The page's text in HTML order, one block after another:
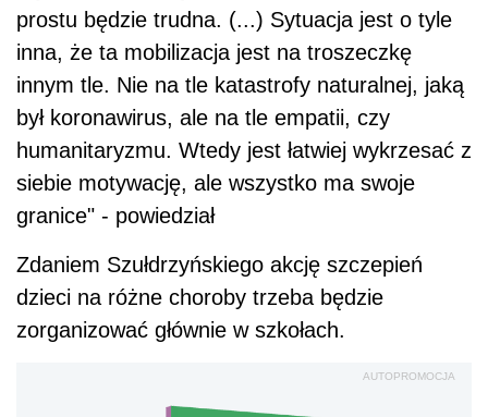
prostu będzie trudna. (...) Sytuacja jest o tyle
inna, że ta mobilizacja jest na troszeczkę
innym tle. Nie na tle katastrofy naturalnej, jaką
był koronawirus, ale na tle empatii, czy
humanitaryzmu. Wtedy jest łatwiej wykrzesać z
siebie motywację, ale wszystko ma swoje
granice" - powiedział
Zdaniem Szułdrzyńskiego akcję szczepień
dzieci na różne choroby trzeba będzie
zorganizować głównie w szkołach.
AUTOPROMOCJA